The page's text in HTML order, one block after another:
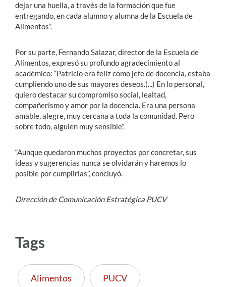
dejar una huella, a través de la formación que fue
entregando, en cada alumno y alumna de la Escuela de
Alimentos”.
Por su parte, Fernando Salazar, director de la Escuela de
Alimentos, expresó su profundo agradecimiento al
académico: “Patricio era feliz como jefe de docencia, estaba
cumpliendo uno de sus mayores deseos.(...) En lo personal,
quiero destacar su compromiso social, lealtad,
compañerismo y amor por la docencia. Era una persona
amable, alegre, muy cercana a toda la comunidad. Pero
sobre todo, alguien muy sensible”.
“Aunque quedaron muchos proyectos por concretar, sus
ideas y sugerencias nunca se olvidarán y haremos lo
posible por cumplirlas”, concluyó.
Dirección de Comunicación Estratégica PUCV
Tags
Alimentos PUCV